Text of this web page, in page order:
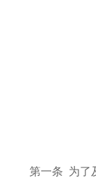
第一条 为了